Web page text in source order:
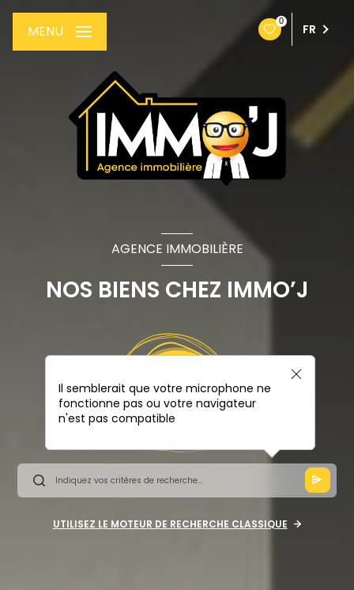
0
FR
MENU
AGENCE IMMOBILIÈRE
NOS BIENS CHEZ IMMO’J
Il semblerait que votre microphone ne
fonctionne pas ou votre navigateur
n'est pas compatible
UTILISEZ LE MOTEUR DE RECHERCHE CLASSIQUE